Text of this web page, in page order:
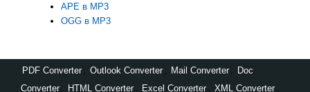
APE в MP3
OGG в MP3
PDF Converter Outlook Converter Mail Converter
Doc
Converter
HTML Converter Excel Converter XML Converter